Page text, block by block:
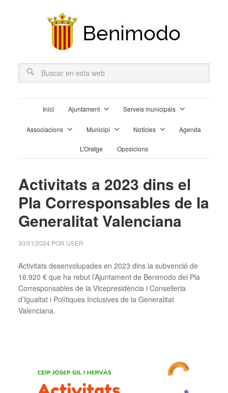
Inici Ajuntament Serveis municipals
Associacions Municipi Notícies Agenda
L’Oratge Oposicions
Activitats a 2023 dins el
Pla Corresponsables de la
Generalitat Valenciana
30/01/2024 POR USER
Activitats desenvolupades en 2023 dins la subvenció de
16.920 € que ha rebut l’Ajuntament de Benimodo del Pla
Corresponsables de la Vicepresidència i Conselleria
d’Igualtat i Polítiques Inclusives de la Generalitat
Valenciana.